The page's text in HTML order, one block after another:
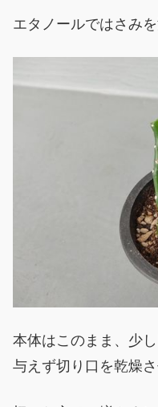
エタノールではさみ
本体はこのまま、少
与えず切り口を乾燥さ